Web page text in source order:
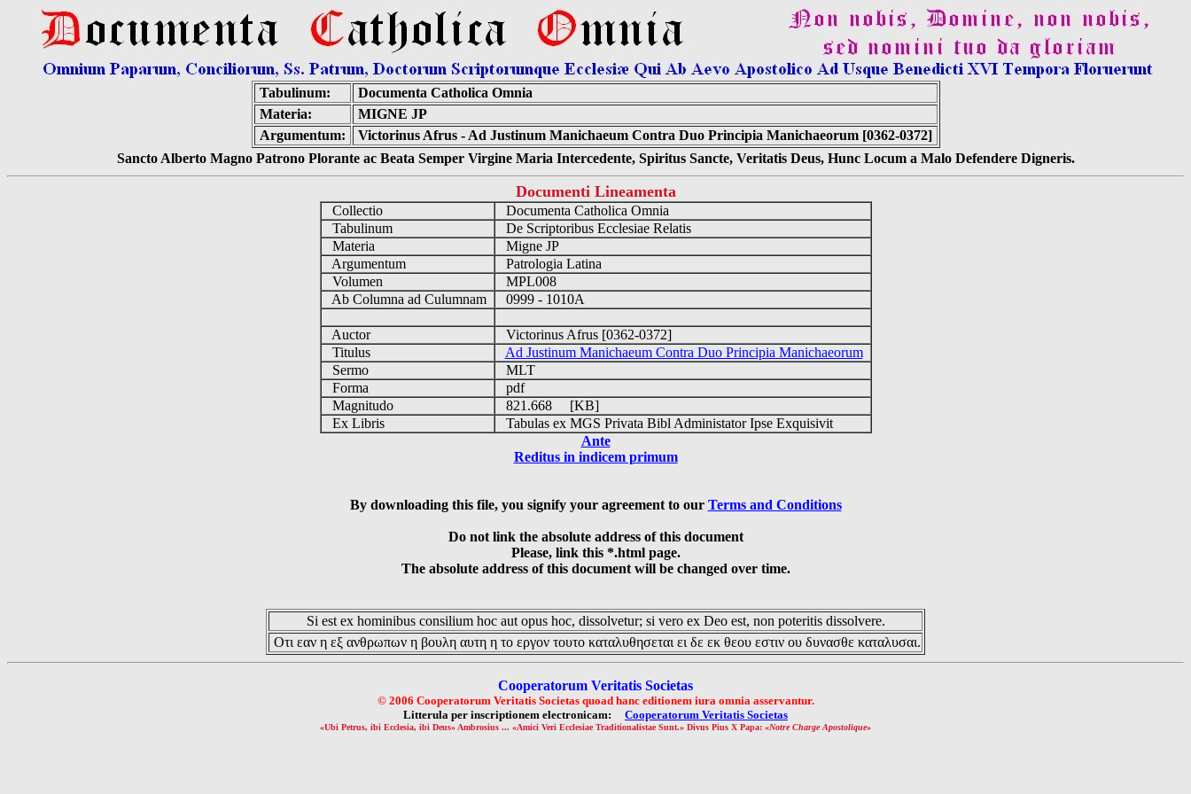
Tabulinum:
Documenta Catholica Omnia
Materia:
MIGNE JP
Argumentum:
Victorinus Afrus - Ad Justinum Manichaeum Contra Duo Principia Manichaeorum [0362-0372]
Sancto Alberto Magno Patrono Plorante ac Beata Semper Virgine Maria Intercedente, Spiritus Sancte, Veritatis Deus, Hunc Locum a Malo Defendere Digneris.
Documenti Lineamenta
Collectio
Documenta Catholica Omnia
Tabulinum
De Scriptoribus Ecclesiae Relatis
Materia
Migne JP
Argumentum
Patrologia Latina
Volumen
MPL008
Ab Columna ad Culumnam
0999 - 1010A
Auctor
Victorinus Afrus [0362-0372]
Titulus
Ad Justinum Manichaeum Contra Duo Principia Manichaeorum
Sermo
MLT
Forma
pdf
Magnitudo
821.668 [KB]
Ex Libris
Tabulas ex MGS Privata Bibl Administator Ipse Exquisivit
Ante
Reditus in indicem primum
By downloading this file, you signify your agreement to our Terms and Conditions
Do not link the absolute address of this document
Please, link this *.html page.
The absolute address of this document will be changed over time.
Si est ex hominibus consilium hoc aut opus hoc, dissolvetur; si vero ex Deo est, non poteritis dissolvere.
Οτι εαν η εξ ανθρωπων η βουλη αυτη η το εργον τουτο καταλυθησεται ει δε εκ θεου εστιν ου δυνασθε καταλυσαι.
Cooperatorum Veritatis Societas
© 2006 Cooperatorum Veritatis Societas quoad hanc editionem iura omnia asservantur.
Litterula per inscriptionem electronicam: Cooperatorum Veritatis Societas
«Ubi Petrus, ibi Ecclesia, ibi Deus» Ambrosius ... «Amici Veri Ecclesiae Traditionalistae Sunt.» Divus Pius X Papa: «Notre Charge Apostolique»